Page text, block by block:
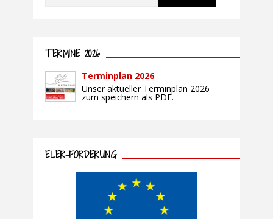
TERMINE 2026
Terminplan 2026
Unser aktueller Terminplan 2026
zum speichern als PDF.
ELER-FÖRDERUNG